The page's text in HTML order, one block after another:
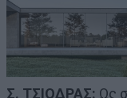
Σ. ΤΣΙΟΔΡΑΣ: Ως